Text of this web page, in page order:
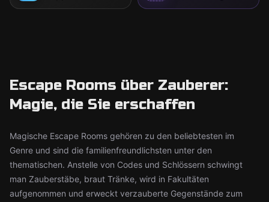
Escape Rooms über Zauberer:
Magie, die Sie erschaffen
Magische Escape Rooms gehören zu den beliebtesten im
Genre und sind die familienfreundlichsten unter den
thematischen. Anstelle von Codes und Schlössern schwingt
man Zauberstäbe, braut Tränke, wird in Fakultäten
aufgenommen und erweckt verzauberte Gegenstände zum